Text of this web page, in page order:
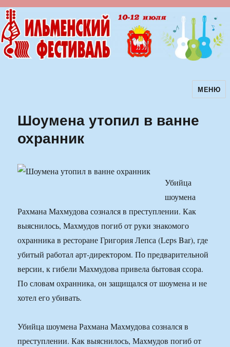
Ильменский фестиваль авторскойМЕНЮ
Шоумена утопил в ванне
охранник
Убийца
шоумена
Рахмана Махмудова сознался в преступлении. Как
выяснилось, Махмудов погиб от руки знакомого
охранника в ресторане Григория Лепса (Leps Bar), где
убитый работал арт-директором. По предварительной
версии, к гибели Махмудова привела бытовая ссора.
По словам охранника, он защищался от шоумена и не
хотел его убивать.
Убийца шоумена Рахмана Махмудова сознался в
преступлении. Как выяснилось, Махмудов погиб от